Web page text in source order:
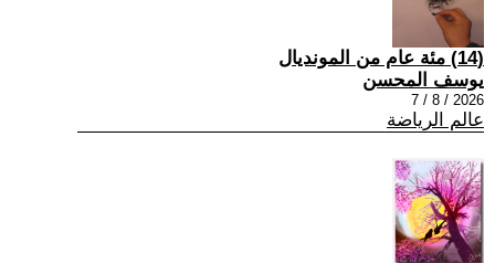
(14) مئة عام من المونديال
يوسف المحسن
2026 / 8 / 7
عالم الرياضة